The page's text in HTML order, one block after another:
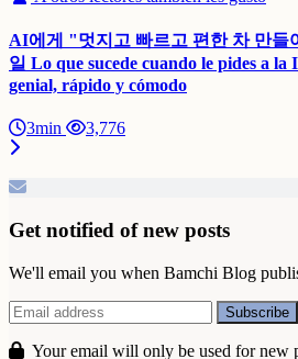
AI에게 "멋지고 빠르고 편한 차 만들
일 Lo que sucede cuando le pides a la
genial, rápido y cómodo
3min 3,776
Get notified of new posts
We'll email you when Bamchi Blog
Your email will only be used for new